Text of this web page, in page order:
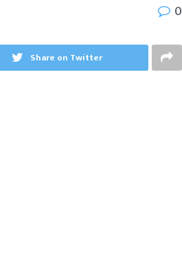
0
Share on Twitter